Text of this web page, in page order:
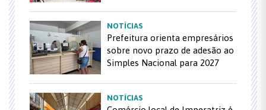
NOTÍCIAS
Prefeitura orienta empresários
sobre novo prazo de adesão ao
Simples Nacional para 2027
NOTÍCIAS